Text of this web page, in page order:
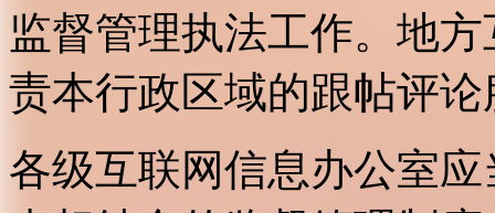
监督管理执法工作。地
责本行政区域的跟帖评
各级互联网信息办公室